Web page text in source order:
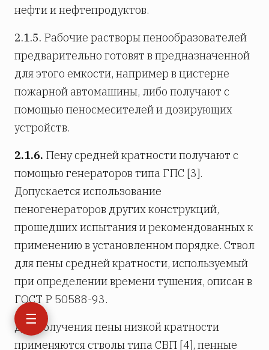
☰
нефти и нефтепродуктов.
2.1.5. Рабочие растворы пенообразователей
предварительно готовят в предназначенной
для этого емкости, например в цистерне
пожарной автомашины, либо получают с
помощью пеносмесителей и дозирующих
устройств.
2.1.6. Пену средней кратности получают с
помощью генераторов типа ГПС [3].
Допускается использование
пеногенераторов других конструкций,
прошедших испытания и рекомендованных к
применению в установленном порядке. Ствол
для пены средней кратности, используемый
при определении времени тушения, описан в
ГОСТ Р 50588-93.
Для получения пены низкой кратности
применяются стволы типа СВП [4], пенные